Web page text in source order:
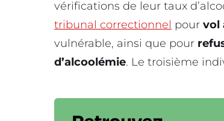
vérifications de leur taux
tribunal correctionnel pour vol
vulnérable, ainsi que pour
d’alcoolémie. Le troisième